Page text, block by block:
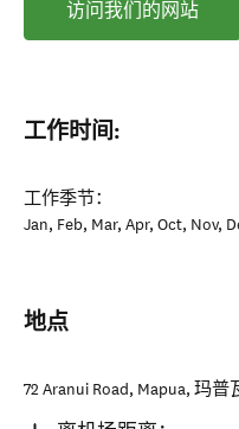
访问我们的网站
工作时间:
工作季节：
Jan, Feb, Mar, Apr, Oct, Nov,
地点
72 Aranui Road, Mapua, 玛普